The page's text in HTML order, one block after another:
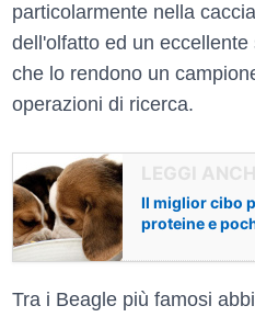
particolarmente nella
dell'olfatto ed un eccellente
che lo rendono un
operazioni di ricerca.
Il miglior cibo
proteine e
Tra i Beagle più famosi